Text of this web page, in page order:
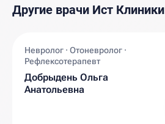
Другие врачи Ист Клиники
Невролог · Отоневролог ·
Рефлексотерапевт
Добрыдень Ольга
Анатольевна